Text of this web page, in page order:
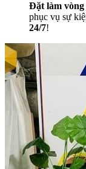
Đặt làm vòng
phục vụ sự
24/7!